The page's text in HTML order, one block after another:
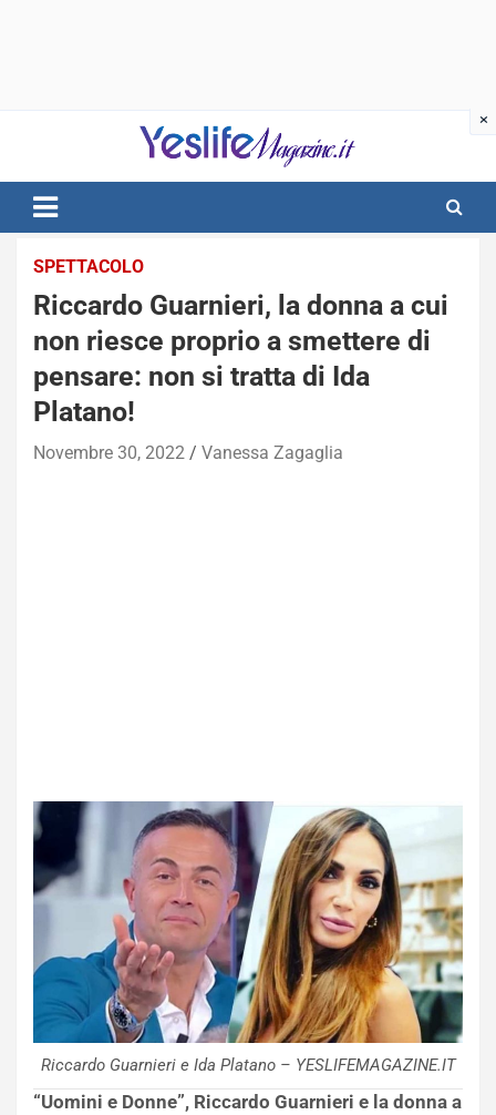
notizie di intrattenimento
SPETTACOLO
Riccardo Guarnieri, la donna a cui
non riesce proprio a smettere di
pensare: non si tratta di Ida
Platano!
Novembre 30, 2022 Vanessa Zagaglia
Riccardo Guarnieri e Ida Platano – YESLIFEMAGAZINE.IT
“Uomini e Donne”, Riccardo Guarnieri e la donna a